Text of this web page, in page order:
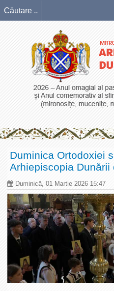
Duminica Ortodoxiei
Arhiepiscopia Dunării
Duminică, 01 Martie 2026 15:47